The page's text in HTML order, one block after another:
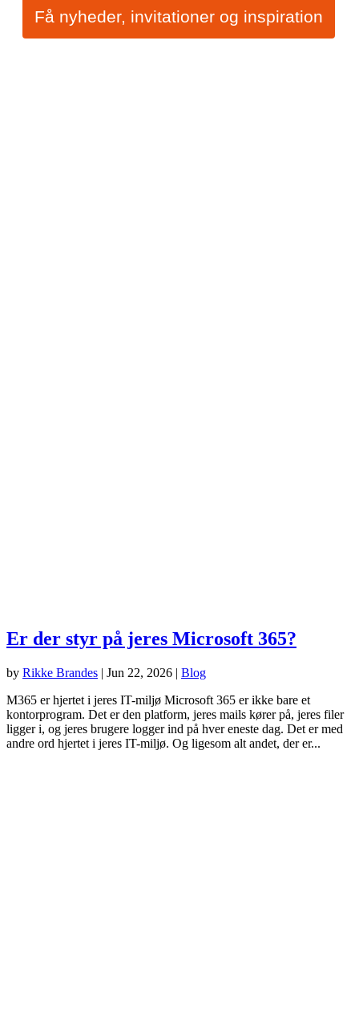
Få nyheder, invitationer og inspiration
Er der styr på jeres Microsoft 365?
by Rikke Brandes | Jun 22, 2026 | Blog
M365 er hjertet i jeres IT-miljø Microsoft 365 er ikke bare et
kontorprogram. Det er den platform, jeres mails kører på, jeres filer
ligger i, og jeres brugere logger ind på hver eneste dag. Det er med
andre ord hjertet i jeres IT-miljø. Og ligesom alt andet, der er...